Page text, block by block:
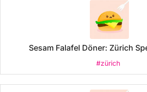
Sesam Falafel Döner: Zürich
#zürich